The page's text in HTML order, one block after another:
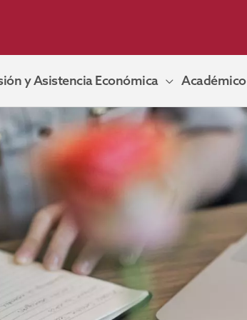
y Asistencia Económica Académico